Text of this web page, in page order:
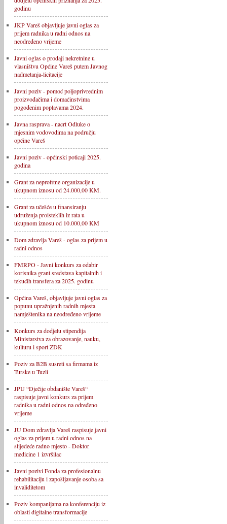
godinu
JKP Vareš objavljuje javni oglas za
prijem radnika u radni odnos na
neodređeno vrijeme
Javni oglas o prodaji nekretnine u
vlasništvu Općine Vareš putem Javnog
nadmetanja-licitacije
Javni poziv - pomoć poljoprivrednim
proizvođačima i domaćinstvima
pogođenim poplavama 2024.
Javna rasprava - nacrt Odluke o
mjesnim vodovodima na području
općine Vareš
Javni poziv - općinski poticaji 2025.
godina
Grant za neprofitne organizacije u
ukupnom iznosu od 24.000,00 KM.
Grant za učešće u finansiranju
udruženja proisteklih iz rata u
ukupnom iznosu od 10.000,00 KM
Dom zdravlja Vareš - oglas za prijem u
radni odnos
FMRPO - Javni konkurs za odabir
korisnika grant sredstava kapitalnih i
tekućih transfera za 2025. godinu
Općina Vareš, objavljuje javni oglas za
popunu upražnjenih radnih mjesta
namještenika na neodređeno vrijeme
Konkurs za dodjelu stipendija
Ministarstva za obrazovanje, nauku,
kulturu i sport ZDK
Poziv za B2B susreti sa firmama iz
Turske u Tuzli
JPU “Dječije obdanište Vareš“
raspisuje javni konkurs za prijem
radnika u radni odnos na određeno
vrijeme
JU Dom zdravlja Vareš raspisuje javni
oglas za prijem u radni odnos na
slijedeće radno mjesto - Doktor
medicine 1 izvršilac
Javni pozivi Fonda za profesionalnu
rehabilitaciju i zapošljavanje osoba sa
invaliditetom
Poziv kompanijama na konferenciju iz
oblasti digitalne transformacije